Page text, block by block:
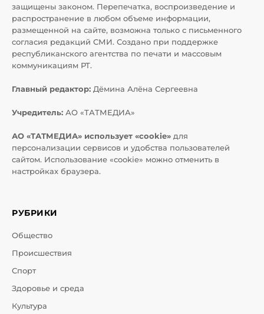
защищены законом. Перепечатка, воспроизведение и
распространение в любом объеме информации,
размещенной на сайте, возможна только с письменного
согласия редакций СМИ. Создано при поддержке
республиканского агентства по печати и массовым
коммуникациям РТ.
Главный редактор: Дёмина Алёна Сергеевна
Учредитель: АО «ТАТМЕДИА»
АО «ТАТМЕДИА» использует «cookie» для
персонализации сервисов и удобства пользователей
сайтом. Использование «cookie» можно отменить в
настройках браузера.
РУБРИКИ
Общество
Происшествия
Спорт
Здоровье и среда
Культура